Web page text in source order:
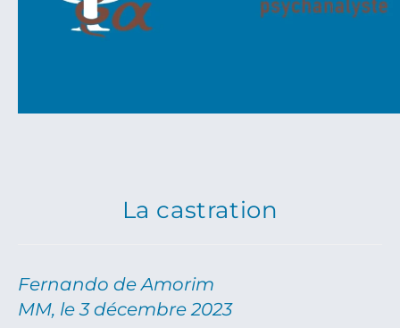
La castration
Fernando de Amorim
MM, le 3 décembre 2023